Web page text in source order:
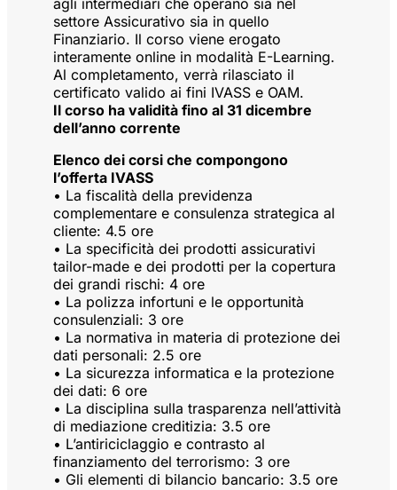
agli intermediari che operano sia nel
settore Assicurativo sia in quello
Finanziario. Il corso viene erogato
interamente online in modalità E-Learning.
Al completamento, verrà rilasciato il
certificato valido ai fini IVASS e OAM.
Il corso ha validità fino al 31 dicembre
dell’anno corrente
Elenco dei corsi che compongono
l’offerta IVASS
• La fiscalità della previdenza
complementare e consulenza strategica al
cliente: 4.5 ore
• La specificità dei prodotti assicurativi
tailor-made e dei prodotti per la copertura
dei grandi rischi: 4 ore
• La polizza infortuni e le opportunità
consulenziali: 3 ore
• La normativa in materia di protezione dei
dati personali: 2.5 ore
• La sicurezza informatica e la protezione
dei dati: 6 ore
• La disciplina sulla trasparenza nell’attività
di mediazione creditizia: 3.5 ore
• L’antiriciclaggio e contrasto al
finanziamento del terrorismo: 3 ore
• Gli elementi di bilancio bancario: 3.5 ore